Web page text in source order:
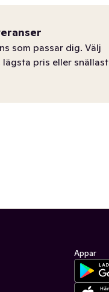
som passar dig. Välj
pris eller snällast
Appar